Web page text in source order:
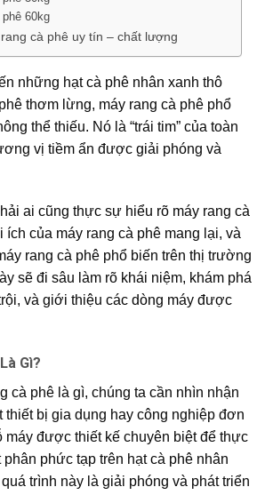
60kg
cà phê uy tín – chất lượng
những hạt cà phê nhân xanh thô
thơm lừng, máy rang cà phê phổ
thể thiếu. Nó là “trái tim” của toàn
vị tiềm ẩn được giải phóng và
ai cũng thực sự hiểu rõ máy rang cà
của máy rang cà phê mang lại, và
rang cà phê phổ biến trên thị trường
sẽ đi sâu làm rõ khái niệm, khám phá
và giới thiệu các dòng máy được
Gì?
cà phê là gì, chúng ta cần nhìn nhận
thiết bị gia dụng hay công nghiệp đơn
máy được thiết kế chuyên biệt để thực
phân phức tạp trên hạt cà phê nhân
trình này là giải phóng và phát triển